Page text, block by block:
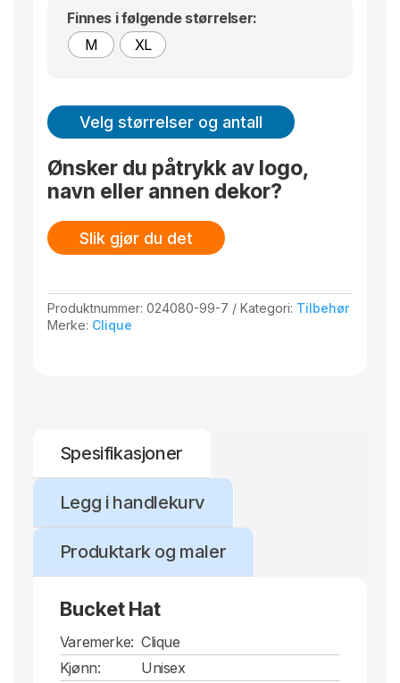
Finnes i følgende størrelser:
M
XL
Velg størrelser og antall
Ønsker du påtrykk av logo,
navn eller annen dekor?
Slik gjør du det
Produktnummer:024080-99-7 Kategori: Tilbehør
Merke: Clique
Spesifikasjoner
Legg i handlekurv
Produktark og maler
Bucket Hat
Varemerke: Clique
Kjønn:
Unisex